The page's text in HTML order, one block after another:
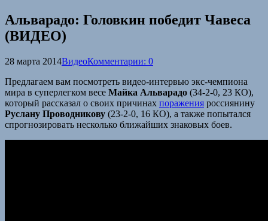
Альварадо: Головкин победит Чавеса
(ВИДЕО)
28 марта 2014ВидеоКомментарии: 0
Предлагаем вам посмотреть видео-интервью экс-чемпиона
мира в суперлегком весе Майка Альварадо (34-2-0, 23 КО),
который рассказал о своих причинах поражения россиянину
Руслану Проводникову (23-2-0, 16 КО), а также попытался
спрогнозировать несколько ближайших знаковых боев.